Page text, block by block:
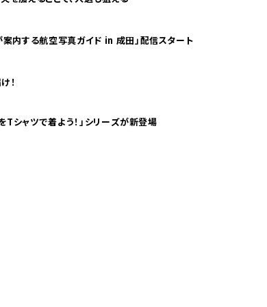
内する航空写真ガイド in 成田」配信スタート
！
気分！ pTaに「 世界の空港をTシャツで着よう！」シリーズが新登場